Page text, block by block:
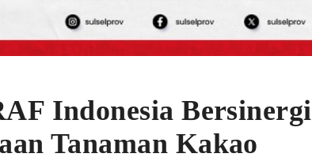
Indonesia Bersinergi
Tanaman Kakao